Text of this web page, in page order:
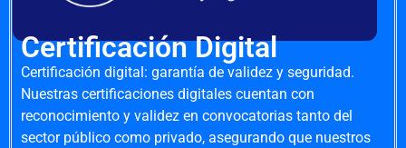
Certificación Digital
Certificación digital: garantía de validez y seguridad.
Nuestras certificaciones digitales cuentan con
reconocimiento y validez en convocatorias tanto del
sector público como privado, asegurando que nuestros